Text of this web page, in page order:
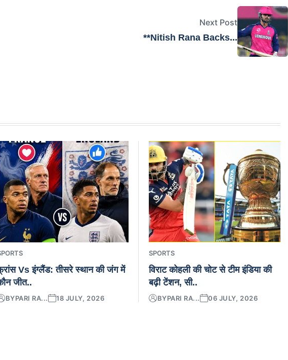
Next Post
**Nitish Rana Backs...
Vs इंग्लैंड: तीसरे स्थान की जंग में
जीत..
BYPARI RA... 18 JULY, 2026
SPORTS
विराट कोहली की चोट से टीम इंडिया की
बढ़ी टेंशन, सी..
BYPARI RA... 06 JULY, 2026